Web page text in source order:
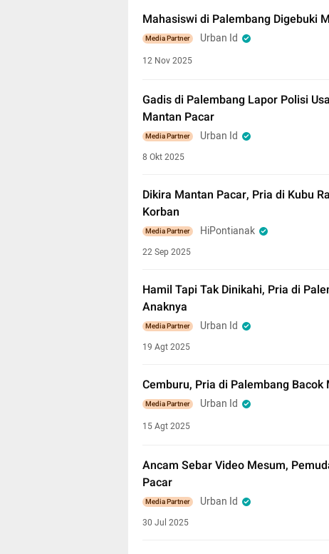
Mahasiswi di Palembang Digebuki
Media Partner Urban Id
12 Nov 2025
Gadis di Palembang Lapor Polisi
Mantan Pacar
Media Partner Urban Id
8 Okt 2025
Dikira Mantan Pacar, Pria di Kubu
Korban
Media Partner HiPontianak
22 Sep 2025
Hamil Tapi Tak Dinikahi, Pria di
Anaknya
Media Partner Urban Id
19 Agt 2025
Cemburu, Pria di Palembang
Media Partner Urban Id
15 Agt 2025
Ancam Sebar Video Mesum,
Pacar
Media Partner Urban Id
30 Jul 2025